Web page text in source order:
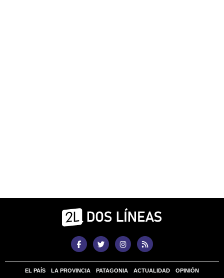
EL PAÍS LA PROVINCIA PATAGONIA ACTUALIDAD OPINIÓN